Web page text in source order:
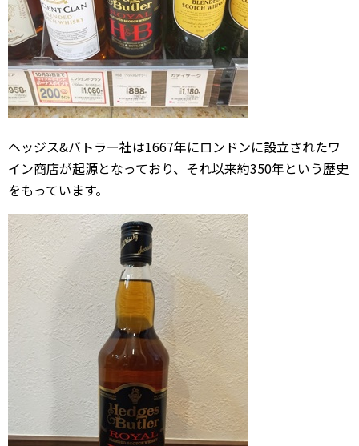
ヘッジス&バトラー社は1667年にロンドンに設立されたワ
イン商店が起源となっており、それ以来約350年という歴史
をもっています。